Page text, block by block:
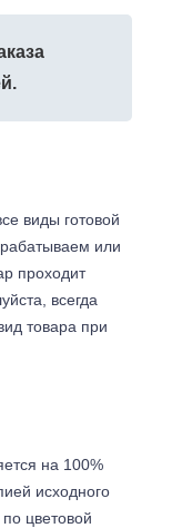
виды готовой
или
проходит
всегда
товара при
на 100%
исходного
цветовой